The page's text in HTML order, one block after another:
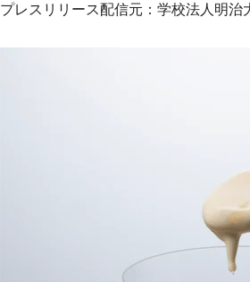
プレスリリース配信元：学校法人明治